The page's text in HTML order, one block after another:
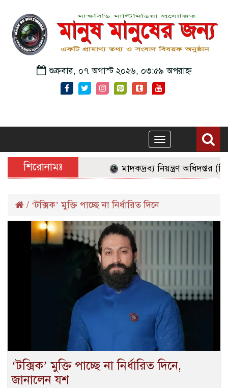
শুক্রবার, ০৭ অগাস্ট ২০২৬, ০৩:৫৯ অপরাহ্ন
Toggle
navigation
শিরোনামঃ মাদকদ্রব্য নিয়ন্ত্রণ অধিদপ্তর
/ ‘টক্সিক’ মুক্তি পাচ্ছে না নির্ধারিত দিনে
‘টক্সিক’ মুক্তি পাচ্ছে না নির্ধারিত দিনে,
জানালেন যশ